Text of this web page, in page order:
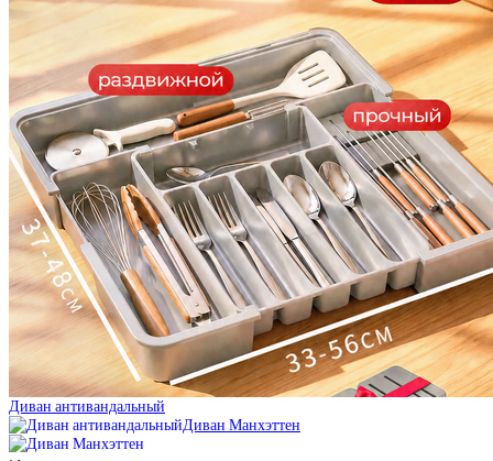
Диван антивандальный
Диван Манхэттен